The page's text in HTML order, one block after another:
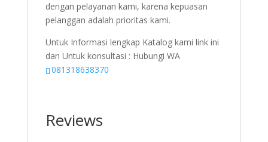
dengan pelayanan kami, karena kepuasan
pelanggan adalah prioritas kami.
Untuk Informasi lengkap Katalog kami link ini
dan Untuk konsultasi : Hubungi WA
081318638370
Reviews